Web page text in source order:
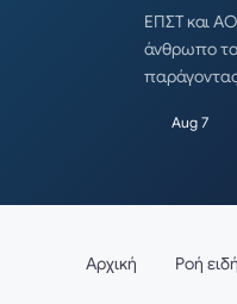
ΕΠΣΤ και
άνθρωπο
Aug 7
Αρχική Ροή